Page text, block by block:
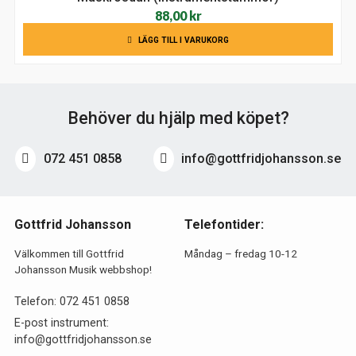
88,00kr
LÄGG TILL I VARUKORG
Behöver du hjälp med köpet?
072 451 0858 info@gottfridjohansson.se
Gottfrid Johansson
Välkommen till Gottfrid
Johansson Musik webbshop!
Telefon: 072 451 0858
E-post instrument:
info@gottfridjohansson.se
Telefontider:
Måndag – fredag 10-12